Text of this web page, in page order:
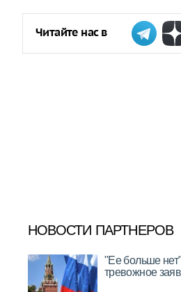
Читайте нас в